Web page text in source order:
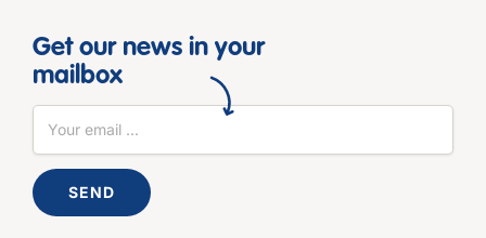
Get our news in your
mailbox
SEND